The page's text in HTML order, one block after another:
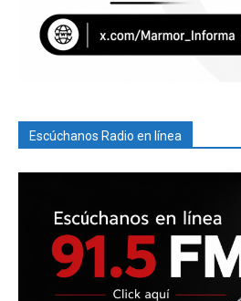
Escúchanos Radio en línea